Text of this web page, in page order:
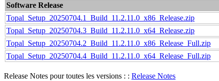
Software Release
Topal_Setup_20250704.1_Build_11.2.11.0_x86_Release.zip
Topal_Setup_20250704.3_Build_11.2.11.0_x64_Release.zip
Topal_Setup_20250704.2_Build_11.2.11.0_x86_Release_Full.zip
Topal_Setup_20250704.4_Build_11.2.11.0_x64_Release_Full.zip
Release Notes pour toutes les versions : : Release Notes